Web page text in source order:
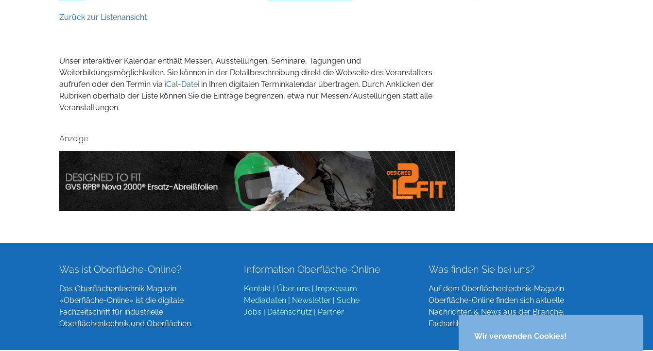
Wir verwenden Cookies!
Zurück zur Listenansicht
Unser interaktiver Kalendar enthält Messen, Ausstellungen, Seminare, Tagungen und
Weiterbildungsmöglichkeiten. Sie können in der Detailbeschreibung direkt die Webseite des Veranstalters
aufrufen oder den Termin via iCal-Datei in Ihren digitalen Terminkalendar übertragen. Durch Anklicken der
Rubriken oberhalb der Liste können Sie die Einträge begrenzen, etwa nur Messen/Austellungen statt alle
Veranstaltungen.
Anzeige
Was ist Oberfläche-Online?
Das Oberflächentechnik Magazin
»Oberfläche-Online« ist die digitale
Fachzeitschrift für industrielle
Oberflächentechnik und Oberflächen.
Information Oberfläche-Online
Kontakt | Über uns | Impressum
Mediadaten | Newsletter | Suche
Jobs | Datenschutz | Partner
Was finden Sie bei uns?
Auf dem Oberflächentechnik-Magazin
Oberfläche-Online finden sich aktuelle
Nachrichten & News aus der Branche,
Fachartikel, Verzeichnisse und mehr!